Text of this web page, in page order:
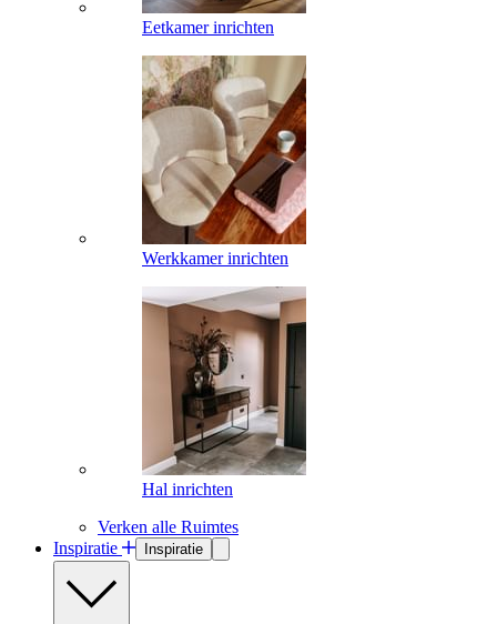
Eetkamer inrichten
Werkkamer inrichten
Hal inrichten
Verken alle Ruimtes
Inspiratie
Inspiratie